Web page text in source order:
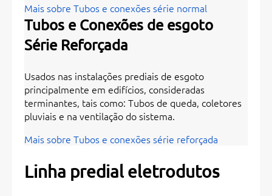
Mais sobre Tubos e conexões série normal
Tubos e Conexões de esgoto
Série Reforçada
Usados nas instalações prediais de esgoto
principalmente em edifícios, consideradas
terminantes, tais como: Tubos de queda, coletores
pluviais e na ventilação do sistema.
Mais sobre Tubos e conexões série reforçada
Linha predial eletrodutos